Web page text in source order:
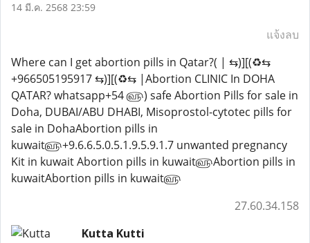
14 มี.ค. 2568 23:59
แจ้งลบ
Where can I get abortion pills in Qatar?( | ⇆)][(♻️⇆
+966505195917 ⇆)][(♻️⇆ |Abortion CLINIC In DOHA
QATAR? whatsapp+54 ௵) safe Abortion Pills for sale in
Doha, DUBAI/ABU DHABI, Misoprostol-cytotec pills for
sale in DohaAbortion pills in
kuwait௵+9.6.6.5.0.5.1.9.5.9.1.7 unwanted pregnancy
Kit in kuwait Abortion pills in kuwait௵Abortion pills in
kuwaitAbortion pills in kuwait௵
27.60.34.158
Kutta Kutti